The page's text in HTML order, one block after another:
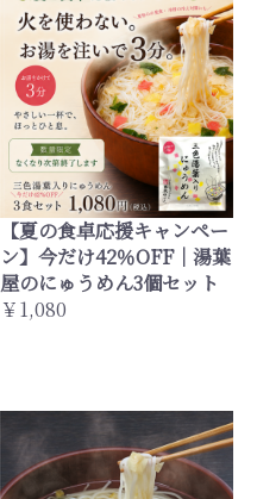
【夏の食卓応援キャンペー
ン】今だけ42％OFF｜湯葉
屋のにゅうめん3個セット
￥1,080